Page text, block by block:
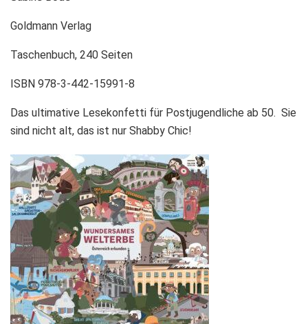
Goldmann Verlag
Taschenbuch, 240 Seiten
ISBN 978-3-442-15991-8
Das ultimative Lesekonfetti für Postjugendliche ab 50. Sie
sind nicht alt, das ist nur Shabby Chic!